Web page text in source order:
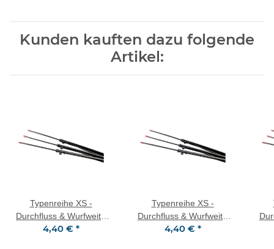
Kunden kauften dazu folgende
Artikel:
Typenreihe XS -
Durchfluss & Wurfweite
einstellbar Jet Spike 90°
4,40 € *
Typenreihe XS -
Durchfluss & Wurfweite
einstellbar Jet Spike 180°
4,40 € *